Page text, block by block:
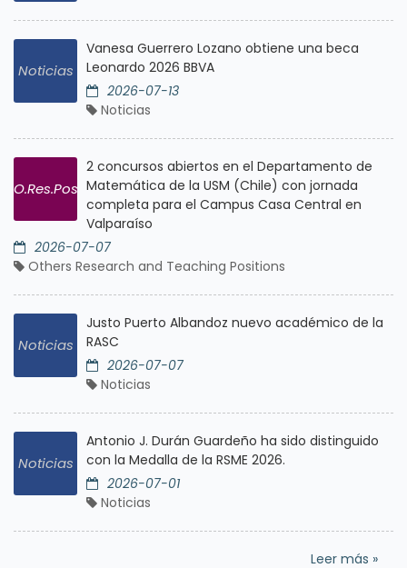
Noticias
Vanesa Guerrero Lozano obtiene una beca
Leonardo 2026 BBVA
2026-07-13
Noticias
O.Res.Pos
2 concursos abiertos en el Departamento de
Matemática de la USM (Chile) con jornada
completa para el Campus Casa Central en
Valparaíso
2026-07-07
Others Research and Teaching Positions
Noticias
Justo Puerto Albandoz nuevo académico de la
RASC
2026-07-07
Noticias
Noticias
Antonio J. Durán Guardeño ha sido distinguido
con la Medalla de la RSME 2026.
2026-07-01
Noticias
Leer más »